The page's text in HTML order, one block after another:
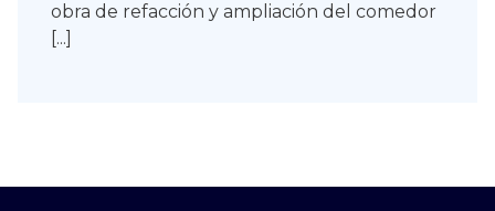
obra de refacción y ampliación del comedor
[...]